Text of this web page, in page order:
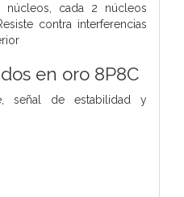
núcleos, cada 2 núcleos
contra interferencias
en oro 8P8C
señal de estabilidad y